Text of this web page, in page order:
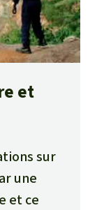
et
sur
une
et ce